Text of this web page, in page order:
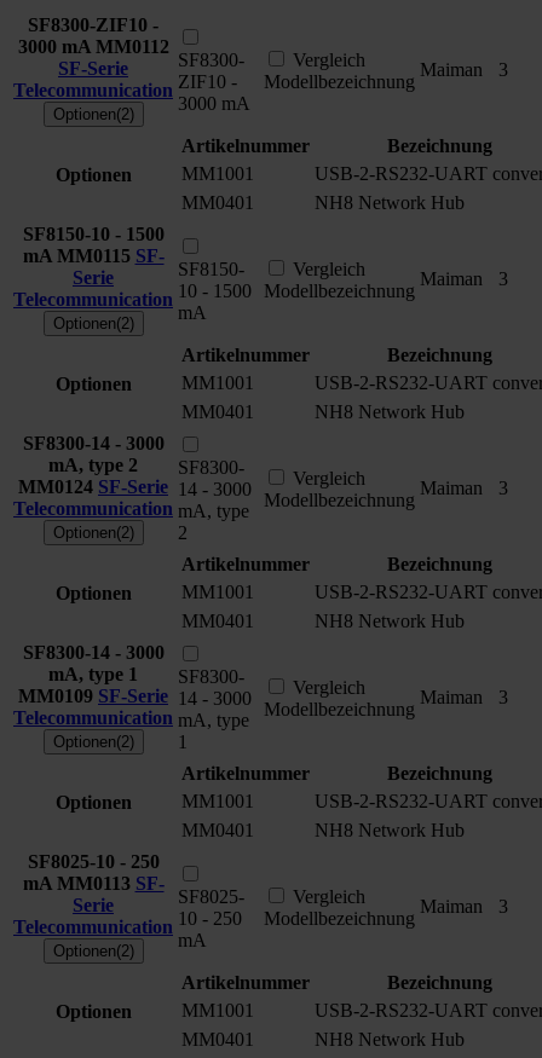
SF8300-ZIF10 -
3000 mA MM0112
SF-Serie
Telecommunication
Optionen(2)
SF8300-
ZIF10 -
3000 mA
Vergleich
Modellbezeichnung
Maiman 3
Optionen
Artikelnummer
Bezeichnung
MM1001
USB-2-RS232-UART
MM0401
NH8 Network Hub
SF8150-10 - 1500
mA MM0115 SF-
Serie
Telecommunication
Optionen(2)
SF8150-
10 - 1500
mA
Vergleich
Modellbezeichnung
Maiman 3
Optionen
Artikelnummer
Bezeichnung
MM1001
USB-2-RS232-UART
MM0401
NH8 Network Hub
SF8300-14 - 3000
mA, type 2
MM0124 SF-Serie
Telecommunication
Optionen(2)
SF8300-
14 - 3000
mA, type
2
Vergleich
Modellbezeichnung
Maiman 3
Optionen
Artikelnummer
Bezeichnung
MM1001
USB-2-RS232-UART
MM0401
NH8 Network Hub
SF8300-14 - 3000
mA, type 1
MM0109 SF-Serie
Telecommunication
Optionen(2)
SF8300-
14 - 3000
mA, type
1
Vergleich
Modellbezeichnung
Maiman 3
Optionen
Artikelnummer
Bezeichnung
MM1001
USB-2-RS232-UART
MM0401
NH8 Network Hub
SF8025-10 - 250
mA MM0113 SF-
Serie
Telecommunication
Optionen(2)
SF8025-
10 - 250
mA
Vergleich
Modellbezeichnung
Maiman 3
Optionen
Artikelnummer
Bezeichnung
MM1001
USB-2-RS232-UART
MM0401
NH8 Network Hub